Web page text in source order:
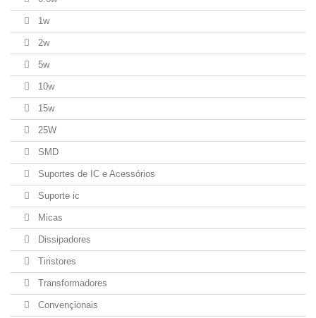
1w
2w
5w
10w
15w
25W
SMD
Suportes de IC e Acessórios
Suporte ic
Micas
Dissipadores
Tiristores
Transformadores
Convençionais